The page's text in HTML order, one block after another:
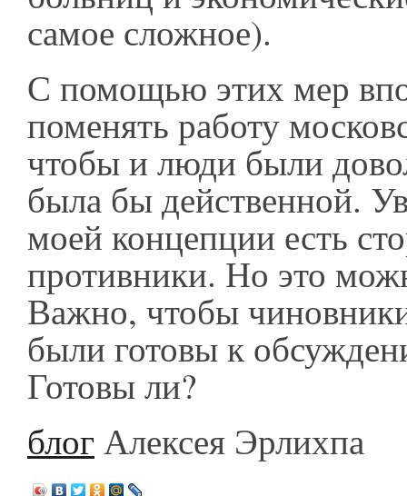
самое сложное).
С помощью этих мер
поменять работу
чтобы и люди были
была бы действенной.
моей концепции есть
противники. Но это
Важно, чтобы
были готовы к
Готовы ли?
блог Алексея Эрлихпа